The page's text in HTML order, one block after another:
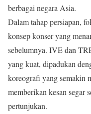
berbagai negara Asia.
Dalam tahap persiapan,
konsep konser yang
sebelumnya. IVE dan
yang kuat, dipadukan
koreografi yang semakin
memberikan kesan segar
pertunjukan.